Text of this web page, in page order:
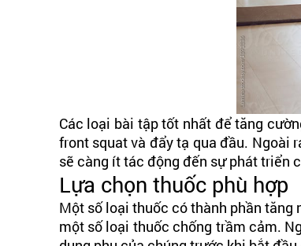
Các loại bài tập tốt nhất để tăng
front squat và đẩy tạ qua đầu. Ngoài
sẽ càng ít tác động đến sự phát triển
Lựa chọn thuốc phù hợp
Một số loại thuốc có thành phần
một số loại thuốc chống trầm cảm.